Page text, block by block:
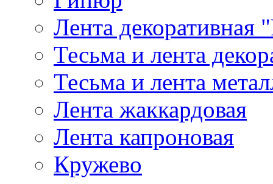
Лента декоративная
Тесьма и лента
Тесьма и лента
Лента жаккардовая
Лента капроновая
Кружево